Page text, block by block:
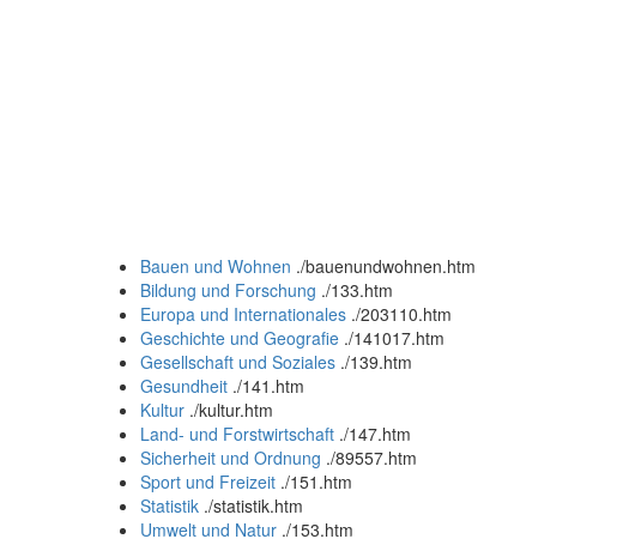
Bauen und Wohnen ./bauenundwohnen.htm
Bildung und Forschung ./133.htm
Europa und Internationales ./203110.htm
Geschichte und Geografie ./141017.htm
Gesellschaft und Soziales ./139.htm
Gesundheit ./141.htm
Kultur ./kultur.htm
Land- und Forstwirtschaft ./147.htm
Sicherheit und Ordnung ./89557.htm
Sport und Freizeit ./151.htm
Statistik ./statistik.htm
Umwelt und Natur ./153.htm